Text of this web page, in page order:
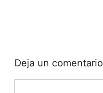
Deja un comentario